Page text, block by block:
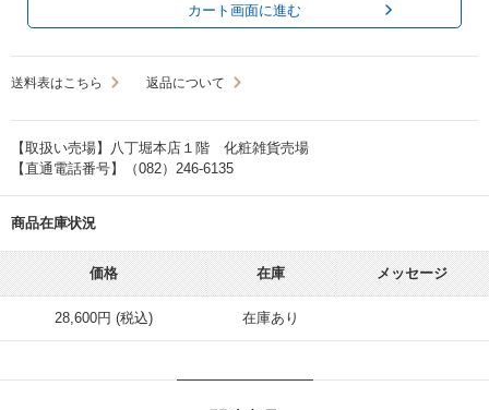
カート画面に進む
送料表はこちら 返品について
【取扱い売場】八丁堀本店１階 化粧雑貨売場
【直通電話番号】（082）246-6135
商品在庫状況
価格 在庫 メッセージ
28,600円 (税込) 在庫あり